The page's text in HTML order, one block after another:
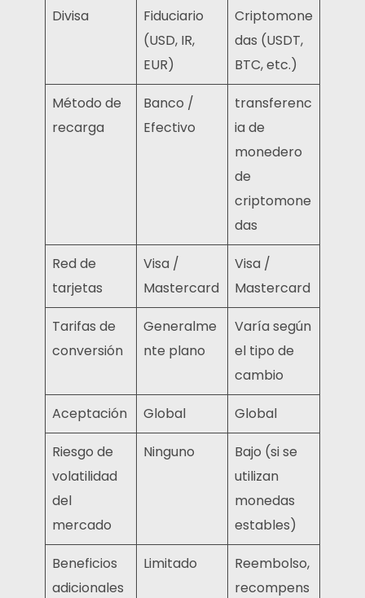
Divisa
Fiduciario
(USD, IR,
EUR)
Criptomone
das (USDT,
BTC, etc.)
Método de
recarga
Banco /
Efectivo
transferenc
ia de
monedero
de
criptomone
das
Red de
tarjetas
Visa /
Mastercard
Visa /
Mastercard
Tarifas de
conversión
Generalme
nte plano
Varía según
el tipo de
cambio
Aceptación Global Global
Riesgo de
volatilidad
del
mercado
Ninguno
Bajo (si se
utilizan
monedas
estables)
Beneficios
adicionales
Limitado
Reembolso,
recompens